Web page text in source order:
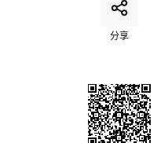
分享